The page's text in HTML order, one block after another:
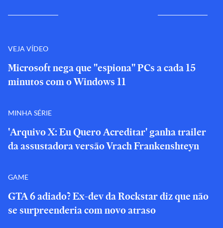
VEJA VÍDEO
Microsoft nega que "espiona" PCs a cada 15
minutos com o Windows 11
MINHA SÉRIE
'Arquivo X: Eu Quero Acreditar' ganha trailer
da assustadora versão Vrach Frankenshteyn
GAME
GTA 6 adiado? Ex-dev da Rockstar diz que não
se surpreenderia com novo atraso